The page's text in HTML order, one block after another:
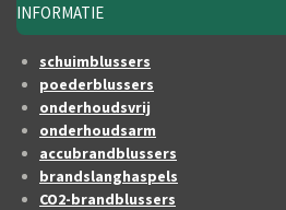
INFORMATIE
schuimblussers
poederblussers
onderhoudsvrij
onderhoudsarm
accubrandblussers
brandslanghaspels
CO2-brandblussers